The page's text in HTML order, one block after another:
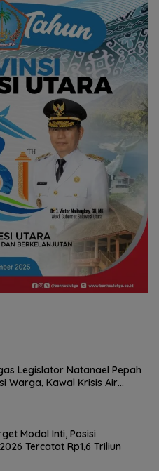
Legislator Natanael Pepah
Warga, Kawal Krisis Air
Modal Inti, Posisi
Tercatat Rp1,6 Triliun